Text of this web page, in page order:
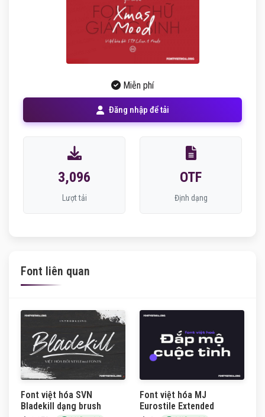
Miễn phí
Đăng nhập để tải
3,096
Lượt tải
OTF
Định dạng
Font liên quan
Font việt hóa SVN
Bladekill dạng brush
Font việt hóa MJ
Eurostile Extended